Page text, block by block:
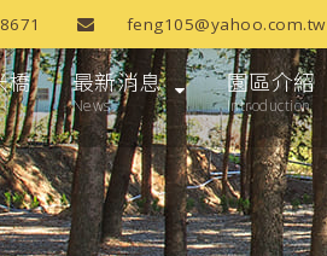
feng105@yahoo.com.tw
橋 最新消息
News
園區介紹
Introduction